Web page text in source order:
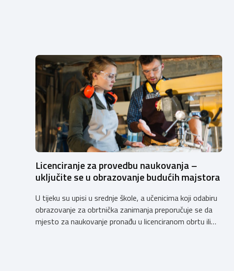
Licenciranje za provedbu naukovanja –
uključite se u obrazovanje budućih majstora
U tijeku su upisi u srednje škole, a učenicima koji odabiru
obrazovanje za obrtnička zanimanja preporučuje se da
mjesto za naukovanje pronađu u licenciranom obrtu ili